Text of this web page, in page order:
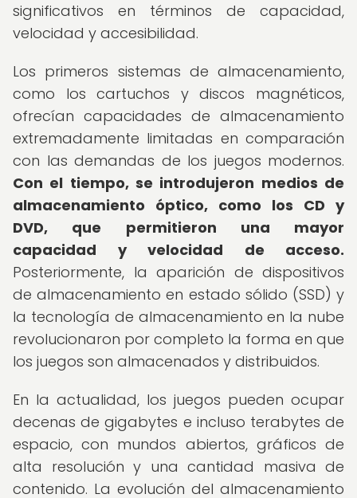
significativos en términos de capacidad,
velocidad y accesibilidad.
Los primeros sistemas de almacenamiento,
como los cartuchos y discos magnéticos,
ofrecían capacidades de almacenamiento
extremadamente limitadas en comparación
con las demandas de los juegos modernos.
Con el tiempo, se introdujeron medios de
almacenamiento óptico, como los CD y
DVD, que permitieron una mayor
capacidad y velocidad de acceso.
Posteriormente, la aparición de dispositivos
de almacenamiento en estado sólido (SSD) y
la tecnología de almacenamiento en la nube
revolucionaron por completo la forma en que
los juegos son almacenados y distribuidos.
En la actualidad, los juegos pueden ocupar
decenas de gigabytes e incluso terabytes de
espacio, con mundos abiertos, gráficos de
alta resolución y una cantidad masiva de
contenido. La evolución del almacenamiento